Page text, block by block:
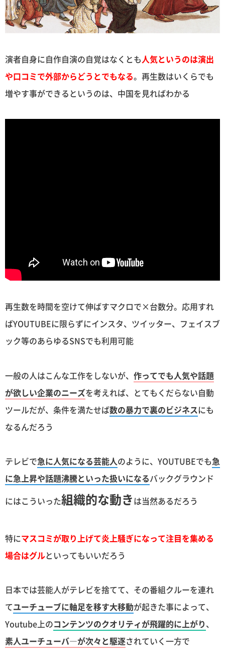
演者自身に自作自演の自覚はなくとも人気というのは演出
や口コミで外部からどうとでもなる。再生数はいくらでも
増やす事ができるというのは、中国を見ればわかる
再生数を時間を空けて伸ばすマクロで×台数分。応用すれ
ばYOUTUBEに限らずにインスタ、ツイッター、フェイスブ
ック等のあらゆるSNSでも利用可能
一般の人はこんな工作をしないが、 作ってでも人気や話題
が欲しい企業のニーズを考えれば、とてもくだらない自動
ツールだが、条件を満たせば数の暴力で裏のビジネスにも
なるんだろう
テレビで急に人気になる芸能人のように、YOUTUBEでも急
に急上昇や話題沸騰といった扱いになるバックグラウンド
にはこういった組織的な動きは当然あるだろう
特にマスコミが取り上げて炎上騒ぎになって注目を集める
場合はグルといってもいいだろう
日本では芸能人がテレビを捨てて、その番組クルーを連れ
てユーチューブに軸足を移す大移動が起きた事によって、
Youtube上のコンテンツのクオリティが飛躍的に上がり、
素人ユーチューバ―が次々と駆逐されていく一方で